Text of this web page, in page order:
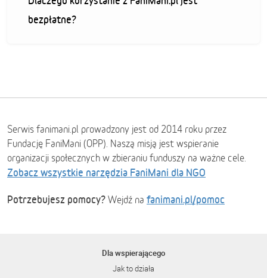
bezpłatne?
Serwis fanimani.pl prowadzony jest od 2014 roku przez
Fundację FaniMani (OPP). Naszą misją jest wspieranie
organizacji społecznych w zbieraniu funduszy na ważne cele.
Zobacz wszystkie narzędzia FaniMani dla NGO
Potrzebujesz pomocy? Wejdź na fanimani.pl/pomoc
Dla wspierającego
Jak to działa